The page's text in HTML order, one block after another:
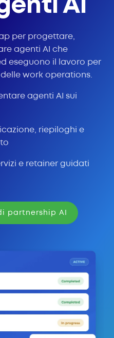
AI
per progettare,
agenti AI che
eseguono il lavoro per
work operations.
agenti AI sui
riepiloghi e
e retainer guidati
partnership AI